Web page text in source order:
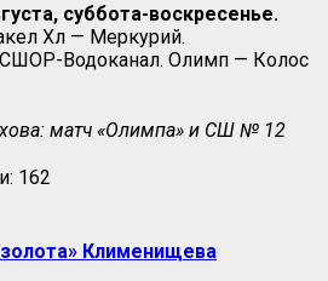
суббота-воскресенье.
Хл — Меркурий.
Водоканал. Олимп — Колос
матч «Олимпа» и СШ № 12
162
Клименищева